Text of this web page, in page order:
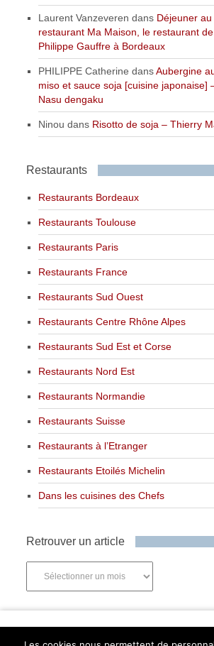
Laurent Vanzeveren dans Déjeuner au
restaurant Ma Maison, le restaurant de
Philippe Gauffre à Bordeaux
PHILIPPE Catherine dansAubergine
miso et sauce soja [cuisine japonaise]
Nasu dengaku
Ninou dans Risotto de soja – Thierry
Restaurants
Restaurants Bordeaux
Restaurants Toulouse
Restaurants Paris
Restaurants France
Restaurants Sud Ouest
Restaurants Centre Rhône Alpes
Restaurants Sud Est et Corse
Restaurants Nord Est
Restaurants Normandie
Restaurants Suisse
Restaurants à l’Etranger
Restaurants Etoilés Michelin
Dans les cuisines des Chefs
Retrouver un article